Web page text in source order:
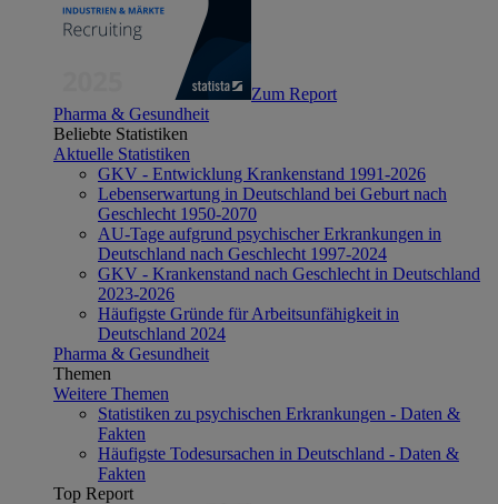
Zum Report
Pharma & Gesundheit
Beliebte Statistiken
Aktuelle Statistiken
GKV - Entwicklung Krankenstand 1991-2026
Lebenserwartung in Deutschland bei Geburt nach
Geschlecht 1950-2070
AU-Tage aufgrund psychischer Erkrankungen in
Deutschland nach Geschlecht 1997-2024
GKV - Krankenstand nach Geschlecht in Deutschland
2023-2026
Häufigste Gründe für Arbeitsunfähigkeit in
Deutschland 2024
Pharma & Gesundheit
Themen
Weitere Themen
Statistiken zu psychischen Erkrankungen - Daten &
Fakten
Häufigste Todesursachen in Deutschland - Daten &
Fakten
Top Report